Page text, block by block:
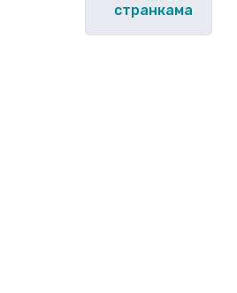
странкама